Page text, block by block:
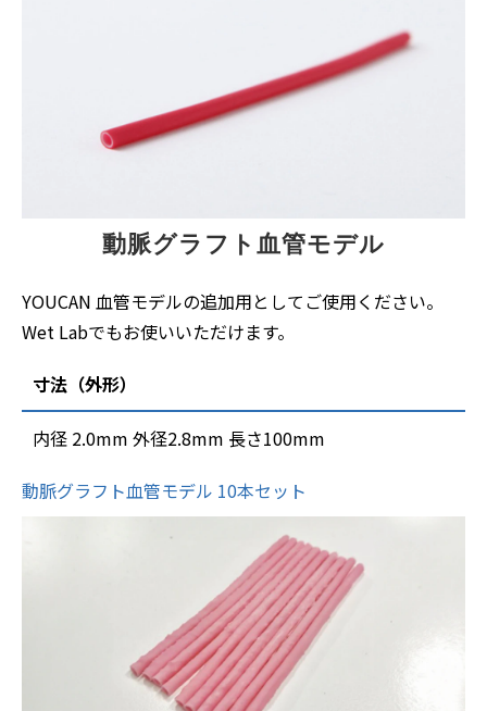
動脈グラフト血管モデル
YOUCAN 血管モデルの追加用としてご使用ください。
Wet Labでもお使いいただけます。
寸法（外形）
内径 2.0mm 外径2.8mm 長さ100mm
動脈グラフト血管モデル 10本セット